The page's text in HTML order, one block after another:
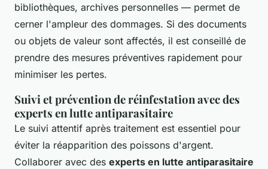
bibliothèques, archives personnelles — permet de
cerner l'ampleur des dommages. Si des documents
ou objets de valeur sont affectés, il est conseillé de
prendre des mesures préventives rapidement pour
minimiser les pertes.
Suivi et prévention de réinfestation avec des
experts en lutte antiparasitaire
Le suivi attentif après traitement est essentiel pour
éviter la réapparition des poissons d'argent.
Collaborer avec des experts en lutte antiparasitaire